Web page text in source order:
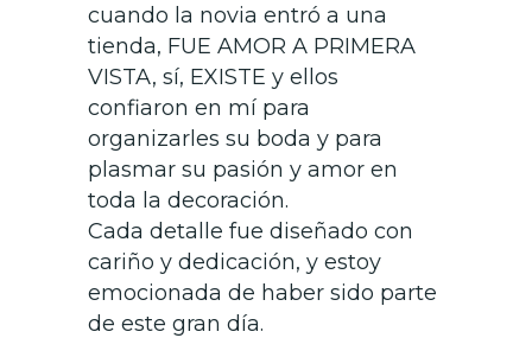
cuando la novia entró a una
tienda, FUE AMOR A PRIMERA
VISTA, sí, EXISTE y ellos
confiaron en mí para
organizarles su boda y para
plasmar su pasión y amor en
toda la decoración.
Cada detalle fue diseñado con
cariño y dedicación, y estoy
emocionada de haber sido parte
de este gran día.